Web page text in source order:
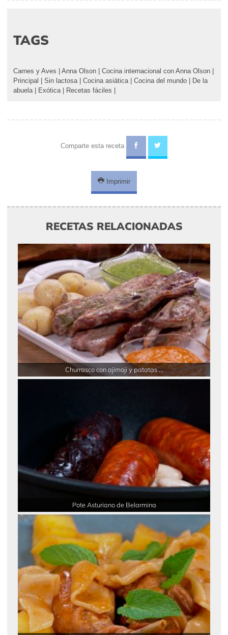
TAGS
Carnes y Aves Anna Olson Cocina internacional con Anna Olson
Principal
Sin lactosa| Cocina asiática| Cocina del mundo
De la
abuela| Exótica| Recetas fáciles
Comparte esta receta
Imprimir
RECETAS RELACIONADAS
Churrasco con ajimoji y patatas ...
Pote Asturiano de Belarmina